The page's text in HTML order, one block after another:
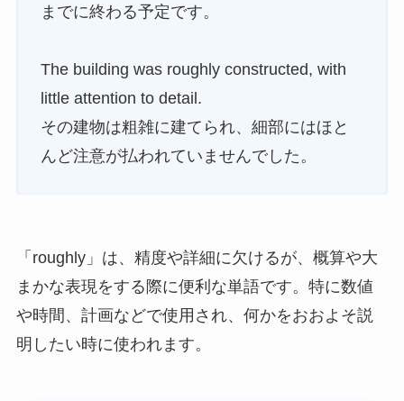
までに終わる予定です。
The building was roughly constructed, with
little attention to detail.
その建物は粗雑に建てられ、細部にはほと
んど注意が払われていませんでした。
「roughly」は、精度や詳細に欠けるが、概算や大
まかな表現をする際に便利な単語です。特に数値
や時間、計画などで使用され、何かをおおよそ説
明したい時に使われます。